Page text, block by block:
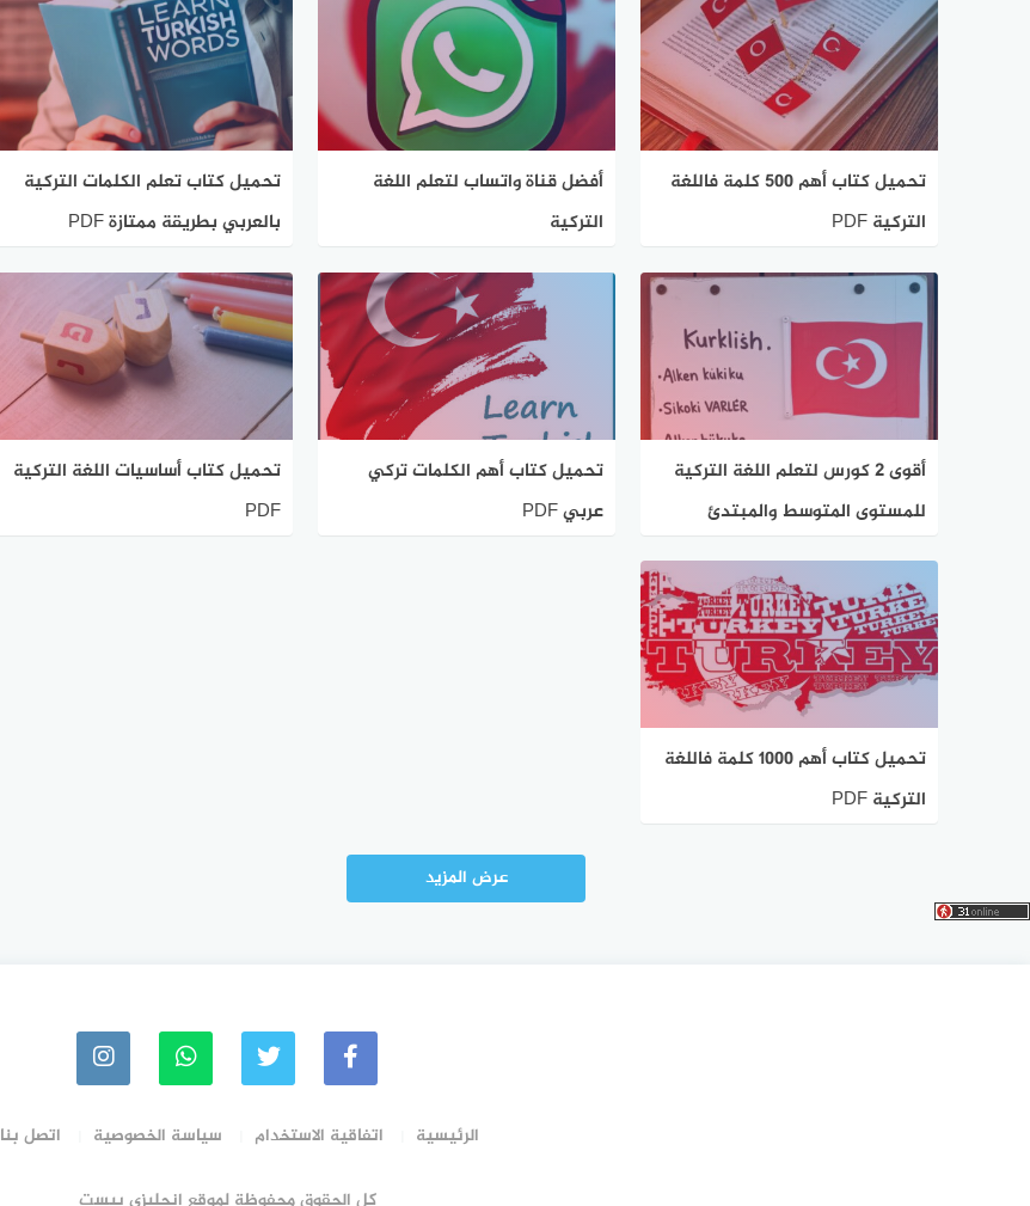
تحميل كتاب أهم 500 كلمة فاللغة
التركية PDF
أفضل قناة واتساب لتعلم اللغة
التركية
تحميل كتاب تعلم الكلمات التركية
بالعربي بطريقة ممتازة PDF
أقوى 2 كورس لتعلم اللغة التركية
للمستوى المتوسط والمبتدئ
تحميل كتاب أهم الكلمات تركي
عربي PDF
تحميل كتاب أساسيات اللغة التركية
PDF
تحميل كتاب أهم 1000 كلمة فاللغة
التركية PDF
عرض المزيد
الرئيسية اتفاقية الاستخدام سياسة الخصوصية اتصل بنا